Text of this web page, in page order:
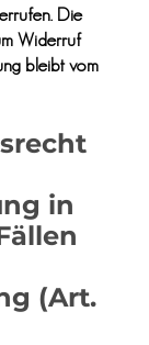
Die
Widerruf
bleibt vom
in
(Art.